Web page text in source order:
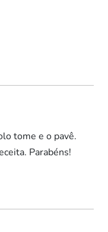
tome e o pavê.
Parabéns!